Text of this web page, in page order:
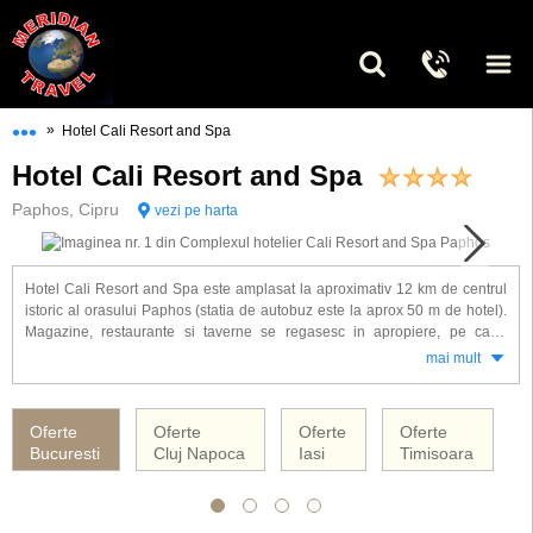
••• » Hotel Cali Resort and Spa
Hotel Cali Resort and Spa
Paphos, Cipru vezi pe harta
Hotel Cali Resort and Spa este amplasat la aproximativ 12 km de centrul
istoric al orasului Paphos (statia de autobuz este la aprox 50 m de hotel).
Magazine, restaurante si taverne se regasesc in apropiere, pe cand
Descrierea camerei
papuci), telefon, TV/satelit, set de cafea si ceai, aparat de cafea nespresso,
mai mult
Oferte
Bucuresti
Oferte
Cluj Napoca
Oferte
Iasi
Oferte
Timisoara